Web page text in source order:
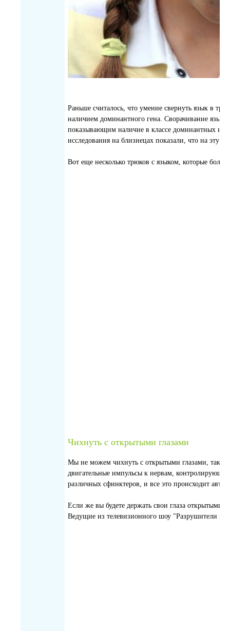
Раньше считалось, что умение свернуть язык в
наличием доминантного гена. Сворачивание языка
показывающим наличие в классе доминантных и
исследования на близнецах показали, что на эту
Вот еще несколько трюков с языком, которые
Чихнуть с открытыми глазами
Мы не можем чихнуть с открытыми глазами, так
двигательные импульсы к нервам,
различных сфинктеров, и все это происходит
Если же вы будете держать свои глаза открытыми
Ведущие из телевизионного шоу "Разрушители